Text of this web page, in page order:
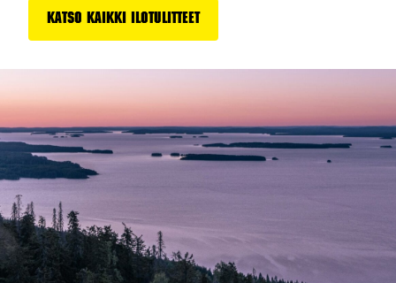
Katso kaikki ilotulitteet